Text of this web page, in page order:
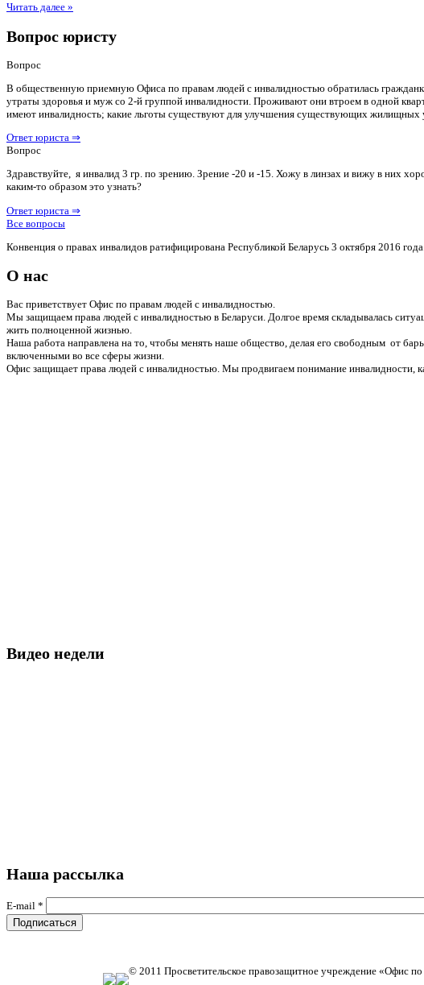
Читать далее »
Вопрос юристу
Вопрос
В общественную приемную Офиса по правам людей с инвалидностью обратилась
утраты здоровья и муж со 2-й группой инвалидности. Проживают они втроем в одной
имеют инвалидность; какие льготы существуют для улучшения существующих жилищных
Ответ юриста ⇒
Вопрос
Здравствуйте, я инвалид 3 гр. по зрению. Зрение -20 и -15. Хожу в линзах и вижу в них
каким-то образом это узнать?
Ответ юриста ⇒
Все вопросы
Конвенция о правах инвалидов ратифицирована Республикой Беларусь 3 октября 2016 года.
О нас
Вас приветствует Офис по правам людей с инвалидностью.
Мы защищаем права людей с инвалидностью в Беларуси. Долгое время складывалась
жить полноценной жизнью.
Наша работа направлена на то, чтобы менять наше общество, делая его свободным от
включенными во все сферы жизни.
Офис защищает права людей с инвалидностью. Мы продвигаем понимание инвалидности,
Видео недели
Наша рассылка
E-mail *
© 2011 Просветительское правозащитное учреждение «Офис